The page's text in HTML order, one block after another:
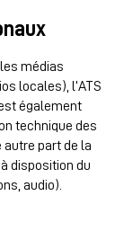
médias
locales), l’ATS
également
technique des
autre part de la
disposition du
audio).